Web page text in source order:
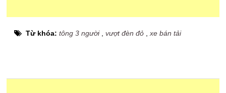
Từ khóa:tông 3 người,vượt đèn đỏ ,xe bán tải